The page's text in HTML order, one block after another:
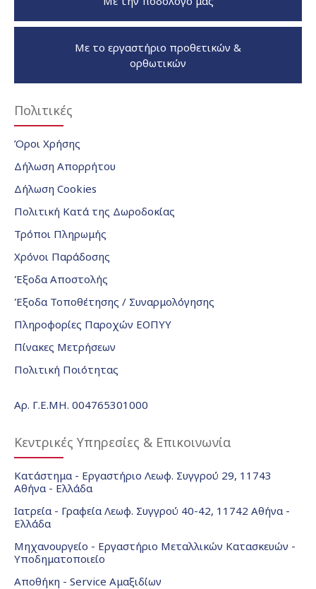
Με το εργαστήριο προθετικών &
ορθωτικών
Πολιτικές
Όροι Χρήσης
Δήλωση Απορρήτου
Δήλωση Cookies
Πολιτική Κατά της Δωροδοκίας
Τρόποι Πληρωμής
Χρόνοι Παράδοσης
Έξοδα Αποστολής
Έξοδα Τοποθέτησης / Συναρμολόγησης
Πληροφορίες Παροχών ΕΟΠΥΥ
Πίνακες Μετρήσεων
Πολιτική Ποιότητας
Αρ. Γ.Ε.ΜΗ. 004765301000
Κεντρικές Υπηρεσίες & Επικοινωνία
Κατάστημα - Εργαστήριο Λεωφ. Συγγρού 29, 11743
Αθήνα - Ελλάδα
Ιατρεία - Γραφεία Λεωφ. Συγγρού 40-42, 11742 Αθήνα -
Ελλάδα
Μηχανουργείο - Εργαστήριο Μεταλλικών Κατασκευών -
Υποδηματοποιείο
Αποθήκη - Service Αμαξιδίων